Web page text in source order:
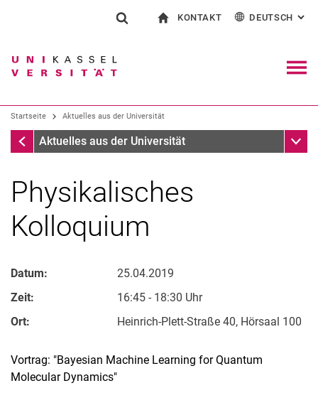
Springe direkt zu: Inhalt
Springe direkt zu: Suche
Springe direkt zu:
Suchen (öffnet externen Link in einem
KONTAKT
Kontakt für Presse und Öffentlichkeit
Einrichtungen suchen
DEUTSCH :
Startseite Aktuelles aus der Universität
Startseite
Aktuelles aus der Universität
Physikalisches
Kolloquium
Datum:
25.04.2019
Zeit:
16:45 - 18:30 Uhr
Ort:
Heinrich-Plett-Straße 40, Hörsaal 100
Vortrag: "Bayesian Machine Learning for Quantum
Molecular Dynamics"